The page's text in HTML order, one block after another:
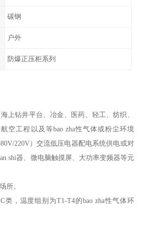
碳钢
户外
防爆正压柜系列
上钻井平台、冶金、医药、轻工、纺织、
空工程以及等bao zha性气体或粉尘环境
220V）交流低压电器配电系统供电或对
shi器、微电脑触摸屏、大功率变频器等元
所。
，温度组别为T1-T4的bao zha性气体环